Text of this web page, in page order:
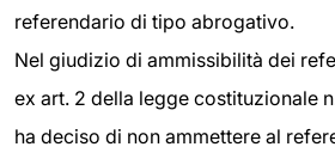
referendario di tipo abrogativo.
Nel giudizio di ammissibilità dei
ex art. 2 della legge costituzionale
ha deciso di non ammettere al